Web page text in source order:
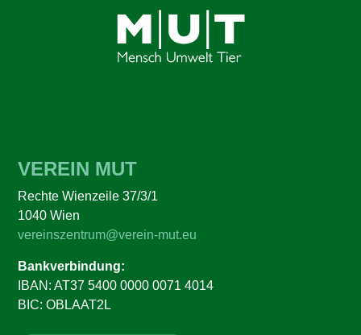
VEREIN MUT
Rechte Wienzeile 37/3/1
1040 Wien
vereinszentrum@verein-mut.eu
Bankverbindung:
IBAN: AT37 5400 0000 0071 4014
BIC: OBLAAT2L